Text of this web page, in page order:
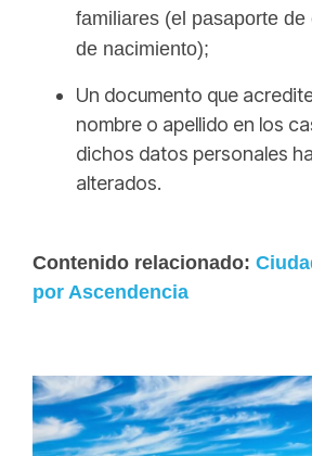
familiares (el pasaporte de
de nacimiento);
Un documento que
nombre o apellido en los
dichos datos personales
alterados.
Contenido relacionado:
por Ascendencia